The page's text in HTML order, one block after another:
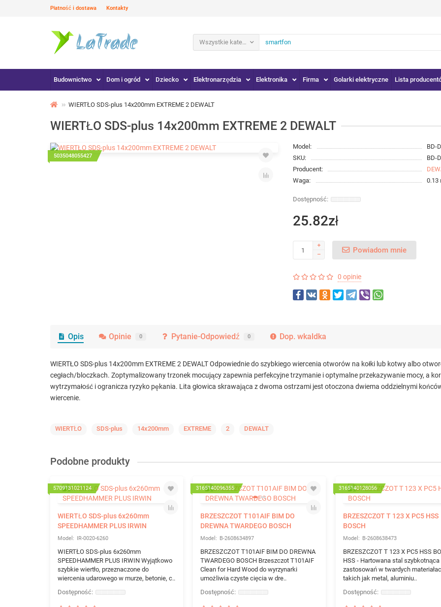
Płatność i dostawa Kontakty
Wszystkie kategorie
Budownictwo Dom i ogród Dziecko Elektronarzędzia Elektronika Firma Golarki elektryczne Lista
WIERTŁO SDS-plus 14x200mm EXTREME 2 DEWALT
WIERTŁO SDS-plus 14x200mm EXTREME 2 DEWALT
5035048055427
Model:
BD-
SKU:
BD-
Producent:
Waga:
0.13
25.82zł
Powiadom mnie
0 opinie
Opis Opinie 0 Pytanie-Odpowiedź 0 Dop. wkaldka
WIERTŁO SDS-plus 14x200mm EXTREME 2 DEWALT Odpowiednie do szybkiego wiercenia otworów na kołki lub kotwy albo
cegłach/bloczkach. Zoptymalizowany trzonek mocujący zapewnia perfekcyjne trzymanie i optymalne przekazywanie mocy, a
wytrzymałość i ogranicza ryzyko pękania. Lita głowica skrawająca z dwoma ostrzami jest otoczona dwiema oddzielnymi
wiercenie.
WIERTŁO SDS-plus 14x200mm EXTREME 2 DEWALT
Podobne produkty
5709131021124
WIERTŁO SDS-plus 6x260mm
SPEEDHAMMER PLUS IRWIN
IR-0020-6260
WIERTŁO SDS-plus 6x260mm
SPEEDHAMMER PLUS IRWIN Wyjątkowo
szybkie wiertło, przeznaczone do
wiercenia udarowego w murze, betonie, c..
3165140096355
BRZESZCZOT T101AIF BIM DO
DREWNA TWARDEGO BOSCH
B-2608634897
BRZESZCZOT T101AIF BIM DO DREWNA
TWARDEGO BOSCH Brzeszczot T101AIF
Clean for Hard Wood do wyrzynarki
umożliwia czyste cięcia w dre..
3165140128056
BRZESZCZOT T 123 X PC5 HSS
BOSCH
B-2608638473
BRZESZCZOT T 123 X PC5 HSS
HSS - Hartowana stal szybkotnąca
zastosowań w twardych
takich jak metal, aluminiu..